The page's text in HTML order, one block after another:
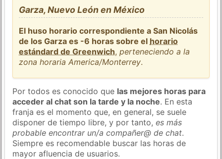
Garza, Nuevo León en México
El huso horario correspondiente a San Nicolás
de los Garza es -6 horas sobre el horario
estándard de Greenwich,perteneciendo a la
zona horaria America/Monterrey.
Por todos es conocido que las mejores horas para
acceder al chat son la tarde y la noche. En esta
franja es el momento que, en general, se suele
disponer de tiempo libre, y por tanto,es más
probable encontrar un/a compañer@ de chat.
Siempre es recomendable buscar las horas de
mayor afluencia de usuarios.